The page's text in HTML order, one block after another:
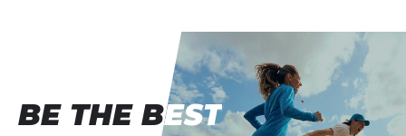
BE THE BEST
BE THE BEST